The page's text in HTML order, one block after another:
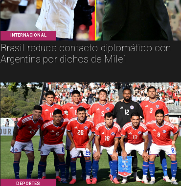
INTERNACIONAL
Brasil reduce contacto diplomático con
Argentina por dichos de Milei
DEPORTES